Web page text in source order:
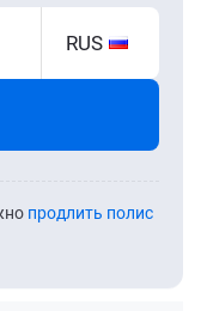
RUS
продлить полис